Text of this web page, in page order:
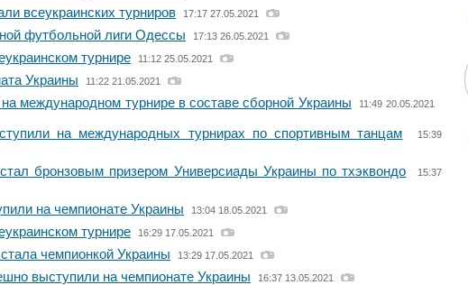
всеукраинских турниров 17:17 27.05.2021
футбольной лиги Одессы 17:13 26.05.2021
турнире 11:12 25.05.2021
Украины 11:22 21.05.2021
международном турнире в составе сборной Украины 11:49 20.05.2021
на международных турнирах по спортивным танцам
15:39
бронзовым призером Универсиады Украины по тхэквондо
15:37
на чемпионате Украины 13:04 18.05.2021
турнире 16:29 17.05.2021
чемпионкой Украины 13:29 17.05.2021
выступили на чемпионате Украины 16:37 13.05.2021